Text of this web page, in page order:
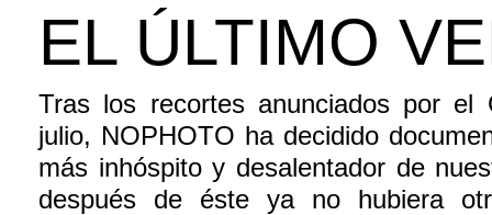
EL ÚLTIMO
Tras los recortes anunciados por el
julio, NOPHOTO ha decidido
más inhóspito y desalentador de
después de éste ya no hubiera